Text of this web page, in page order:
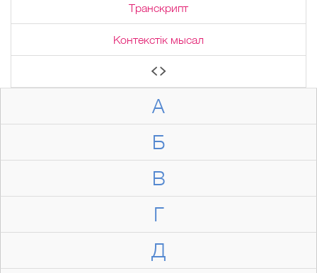
А
Б
В
Г
Д
Транскрипт
Контекстік мысал